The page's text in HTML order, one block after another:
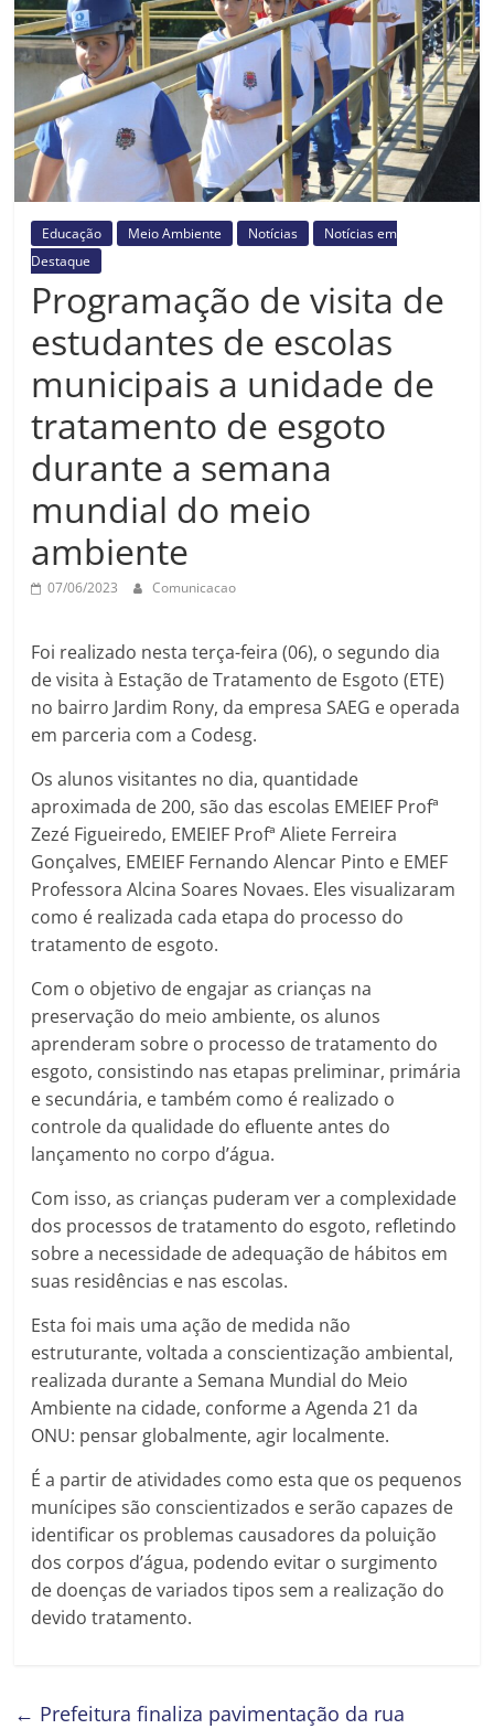
Prefeitura
Estância
Turística
Guaratinguetá
Educação Meio Ambiente Notícias
Notícias em
Destaque
Programação de visita de
estudantes de escolas
municipais a unidade de
tratamento de esgoto
durante a semana
mundial do meio
ambiente
07/06/2023 Comunicacao
Foi realizado nesta terça-feira (06), o segundo dia
de visita à Estação de Tratamento de Esgoto (ETE)
no bairro Jardim Rony, da empresa SAEG e operada
em parceria com a Codesg.
Os alunos visitantes no dia, quantidade
aproximada de 200, são das escolas EMEIEF Profª
Zezé Figueiredo, EMEIEF Profª Aliete Ferreira
Gonçalves, EMEIEF Fernando Alencar Pinto e EMEF
Professora Alcina Soares Novaes. Eles visualizaram
como é realizada cada etapa do processo do
tratamento de esgoto.
Com o objetivo de engajar as crianças na
preservação do meio ambiente, os alunos
aprenderam sobre o processo de tratamento do
esgoto, consistindo nas etapas preliminar, primária
e secundária, e também como é realizado o
controle da qualidade do efluente antes do
lançamento no corpo d’água.
Com isso, as crianças puderam ver a complexidade
dos processos de tratamento do esgoto, refletindo
sobre a necessidade de adequação de hábitos em
suas residências e nas escolas.
Esta foi mais uma ação de medida não
estruturante, voltada a conscientização ambiental,
realizada durante a Semana Mundial do Meio
Ambiente na cidade, conforme a Agenda 21 da
ONU: pensar globalmente, agir localmente.
É a partir de atividades como esta que os pequenos
munícipes são conscientizados e serão capazes de
identificar os problemas causadores da poluição
dos corpos d’água, podendo evitar o surgimento
de doenças de variados tipos sem a realização do
devido tratamento.
← Prefeitura finaliza pavimentação da rua